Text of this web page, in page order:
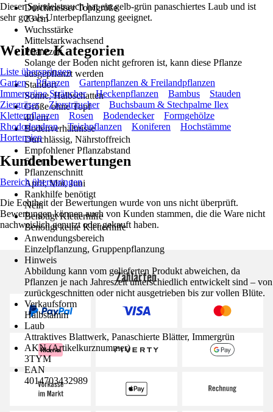
Durchmesser Topfgröße
23 cm
Wuchsstärke
Mittelstarkwachsend
Pflanzzeit
Solange der Boden nicht gefroren ist, kann diese Pflanze
ausgepflanzt werden
Standort
Sonne, Halbschatten
Größe ohne Topf
40 cm
Bodenverhältnisse
Durchlässig, Nährstoffreich
Empfohlener Pflanzabstand
60 cm
Pflanzenschnitt
April, Mai, Juni
Rankhilfe benötigt
Nein
Benötigt Kletterhilfe
Benötigt keine Kletterhilfe
Anwendungsbereich
Einzelpflanzung, Gruppenpflanzung
Hinweis
Abbildung kann vom gelieferten Produkt abweichen, da
Pflanzen je nach Jahreszeit unterschiedlich entwickelt sind – von
zurückgeschnitten oder nicht ausgetrieben bis zur vollen Blüte.
Verkaufsform
Halbstamm
Laub
Attraktives Blattwerk, Panaschierte Blätter, Immergrün
AKN (Artikelkurznummer)
3TYM
EAN
4014703432989
Dieser Spindelstrauch hat ein gelb-grün panaschiertes Laub und ist
sehr gut als Unterbepflanzung geeignet.
Weitere Kategorien
Liste überspringen
Garten
Pflanzen
Gartenpflanzen & Freilandpflanzen
Immergrüne Sträucher
Heckenpflanzen Bambus
Stauden
Ziergräser
Ziersträucher
Buchsbaum & Stechpalme Ilex
Kletterpflanzen
Rosen Bodendecker
Formgehölze
Rhododendron
Teichpflanzen Koniferen
Hochstämme
Hortensien
Kundenbewertungen
Bereich überspringen
Die Echtheit der Bewertungen wurde von uns nicht überprüft.
Bewertungen können auch von Kunden stammen, die die Ware nicht
nachweislich genutzt oder gekauft haben.
Zahlarten